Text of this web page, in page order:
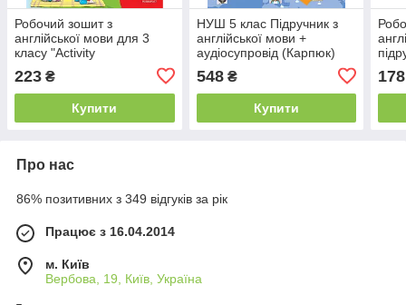
Робочий зошит з
англійської мови для 3
класу "Activity
Карпюк) НУШ "Лібра"
223 ₴
Купити
НУШ 5 клас Підручник з
англійської мови +
аудіосупровід (Карпюк)
548₴
Купити
178
Про нас
86% позитивних з 349 відгуків за рік
Працює з 16.04.2014
м. Київ
Вербова, 19, Київ, Україна